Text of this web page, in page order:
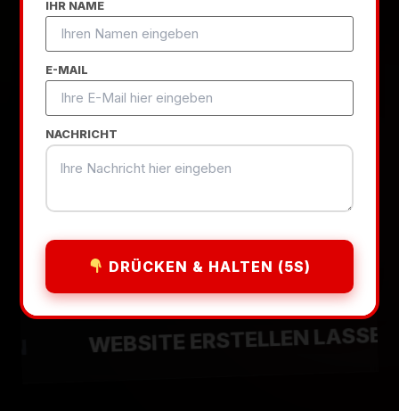
IHR NAME
E-MAIL
NACHRICHT
DRÜCKEN & HALTEN (5S)
Anwalt – wir dominieren die Google
Ergebnisse in Leverkusen.
WEBSITE ERSTELLEN LASSEN